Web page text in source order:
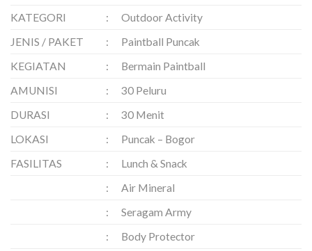
KATEGORI
:
Outdoor Activity
JENIS / PAKET
:
Paintball Puncak
KEGIATAN
:
Bermain Paintball
AMUNISI
:
30 Peluru
DURASI
:
30 Menit
LOKASI
:
Puncak – Bogor
FASILITAS
:
Lunch & Snack
:
Air Mineral
:
Seragam Army
:
Body Protector